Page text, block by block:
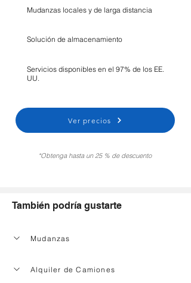
Mudanzas locales y de larga distancia
Solución de almacenamiento
Servicios disponibles en el 97% de los EE.
UU.
Ver precios
*Obtenga hasta un 25 % de descuento
También podría gustarte
Mudanzas
Alquiler de Camiones